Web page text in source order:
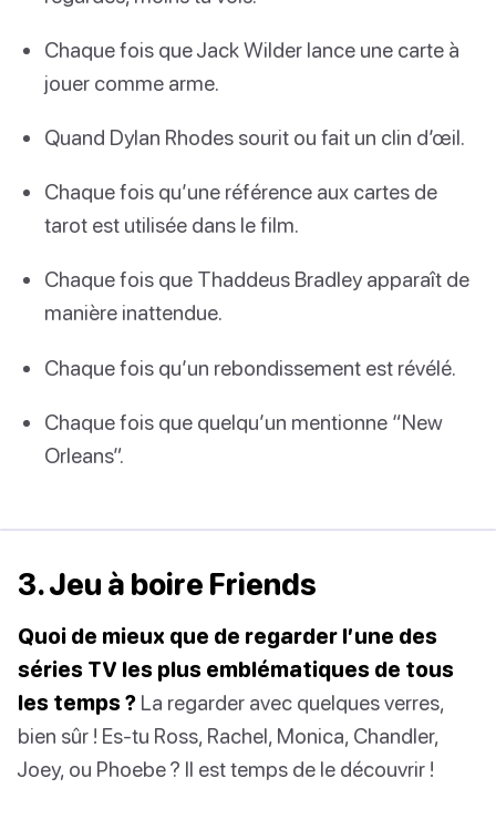
Chaque fois que Jack Wilder lance une carte à
jouer comme arme.
Quand Dylan Rhodes sourit ou fait un clin d’œil.
Chaque fois qu’une référence aux cartes de
tarot est utilisée dans le film.
Chaque fois que Thaddeus Bradley apparaît de
manière inattendue.
Chaque fois qu’un rebondissement est révélé.
Chaque fois que quelqu’un mentionne “New
Orleans”.
3. Jeu à boire Friends
Quoi de mieux que de regarder l’une des
séries TV les plus emblématiques de tous
les temps ? La regarder avec quelques verres,
bien sûr ! Es-tu Ross, Rachel, Monica, Chandler,
Joey, ou Phoebe ? Il est temps de le découvrir !